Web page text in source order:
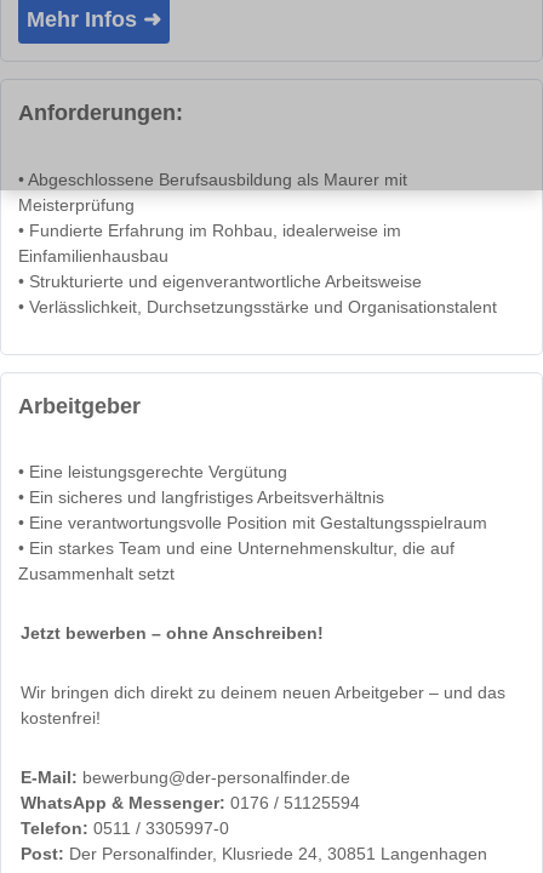
Mehr Infos ➜
Anforderungen:
• Abgeschlossene Berufsausbildung als Maurer mit
Meisterprüfung
• Fundierte Erfahrung im Rohbau, idealerweise im
Einfamilienhausbau
• Strukturierte und eigenverantwortliche Arbeitsweise
• Verlässlichkeit, Durchsetzungsstärke und Organisationstalent
Arbeitgeber
• Eine leistungsgerechte Vergütung
• Ein sicheres und langfristiges Arbeitsverhältnis
• Eine verantwortungsvolle Position mit Gestaltungsspielraum
• Ein starkes Team und eine Unternehmenskultur, die auf
Zusammenhalt setzt
Jetzt bewerben – ohne Anschreiben!
Wir bringen dich direkt zu deinem neuen Arbeitgeber – und das
kostenfrei!
E-Mail: bewerbung@der-personalfinder.de
WhatsApp & Messenger: 0176 / 51125594
Telefon: 0511 / 3305997-0
Post: Der Personalfinder, Klusriede 24, 30851 Langenhagen